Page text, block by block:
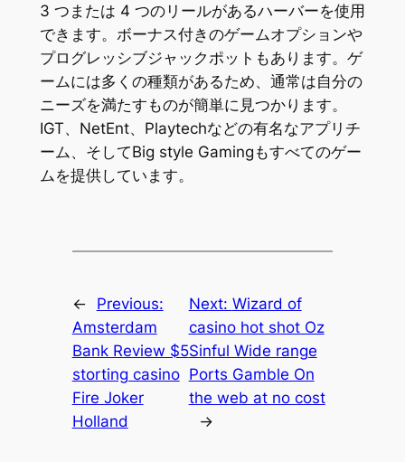
3 つまたは 4 つのリールがあるハーバーを使用
できます。ボーナス付きのゲームオプションや
プログレッシブジャックポットもあります。ゲ
ームには多くの種類があるため、通常は自分の
ニーズを満たすものが簡単に見つかります。
IGT、NetEnt、Playtechなどの有名なアプリチ
ーム、そしてBig style Gamingもすべてのゲー
ムを提供しています。
←
Previous:
Amsterdam
Bank Review $5
storting casino
Fire Joker
Holland
Next: Wizard of
casino hot shot Oz
Sinful Wide range
Ports Gamble On
the web at no cost
→